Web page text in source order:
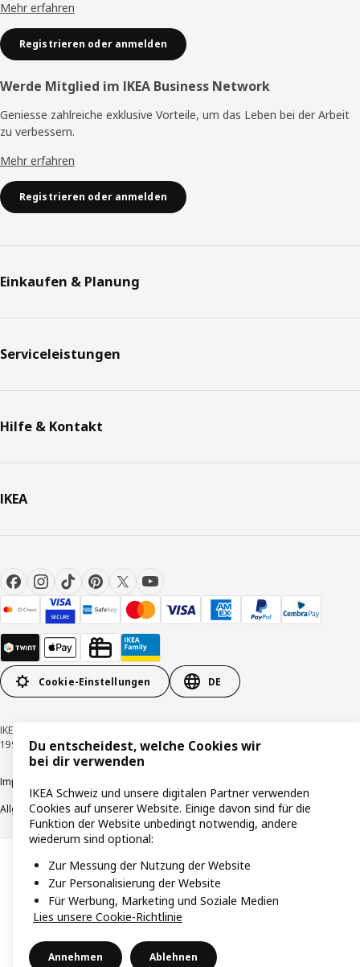
Mehr erfahren
Registrieren oder anmelden
Werde Mitglied im IKEA Business Network
Geniesse zahlreiche exklusive Vorteile, um das Leben bei der Arbeit
zu verbessern.
Mehr erfahren
Registrieren oder anmelden
Einkaufen & Planung
Serviceleistungen
Hilfe & Kontakt
IKEA
Cookie-Einstellungen DE
IKEA Schweiz - Müslistrasse 16, 8957 Spreitenbach © Inter IKEA Systems B.V.
1999-2026
Impressum / Datenschutzerklärung
Allgemeine Geschäftsbedingungen
Du entscheidest, welche Cookies wir
bei dir verwenden
IKEA Schweiz und unsere digitalen Partner verwenden
Cookies auf unserer Website. Einige davon sind für die
Funktion der Website unbedingt notwendig, andere
wiederum sind optional:
Zur Messung der Nutzung der Website
Zur Personalisierung der Website
Für Werbung, Marketing und Soziale Medien
Lies unsere Cookie-Richtlinie
Annehmen Ablehnen